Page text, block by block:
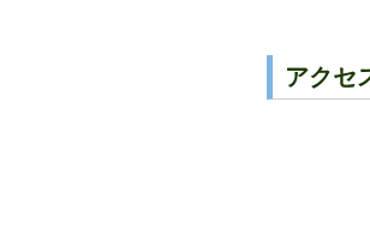
アクセ